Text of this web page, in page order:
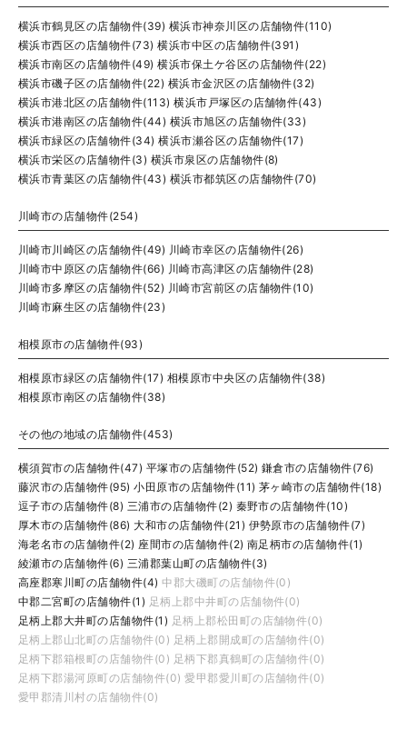
横浜市鶴見区の店舗物件(39) 横浜市神奈川区の店舗物件(110)
横浜市西区の店舗物件(73) 横浜市中区の店舗物件(391)
横浜市南区の店舗物件(49) 横浜市保土ケ谷区の店舗物件(22)
横浜市磯子区の店舗物件(22) 横浜市金沢区の店舗物件(32)
横浜市港北区の店舗物件(113) 横浜市戸塚区の店舗物件(43)
横浜市港南区の店舗物件(44) 横浜市旭区の店舗物件(33)
横浜市緑区の店舗物件(34) 横浜市瀬谷区の店舗物件(17)
横浜市栄区の店舗物件(3) 横浜市泉区の店舗物件(8)
横浜市青葉区の店舗物件(43) 横浜市都筑区の店舗物件(70)
川崎市の店舗物件(254)
川崎市川崎区の店舗物件(49) 川崎市幸区の店舗物件(26)
川崎市中原区の店舗物件(66) 川崎市高津区の店舗物件(28)
川崎市多摩区の店舗物件(52) 川崎市宮前区の店舗物件(10)
川崎市麻生区の店舗物件(23)
相模原市の店舗物件(93)
相模原市緑区の店舗物件(17) 相模原市中央区の店舗物件(38)
相模原市南区の店舗物件(38)
その他の地域の店舗物件(453)
横須賀市の店舗物件(47) 平塚市の店舗物件(52) 鎌倉市の店舗物件(76)
藤沢市の店舗物件(95) 小田原市の店舗物件(11) 茅ヶ崎市の店舗物件(18)
逗子市の店舗物件(8) 三浦市の店舗物件(2) 秦野市の店舗物件(10)
厚木市の店舗物件(86) 大和市の店舗物件(21) 伊勢原市の店舗物件(7)
海老名市の店舗物件(2) 座間市の店舗物件(2) 南足柄市の店舗物件(1)
綾瀬市の店舗物件(6) 三浦郡葉山町の店舗物件(3)
高座郡寒川町の店舗物件(4) 中郡大磯町の店舗物件(0)
中郡二宮町の店舗物件(1) 足柄上郡中井町の店舗物件(0)
足柄上郡大井町の店舗物件(1) 足柄上郡松田町の店舗物件(0)
足柄上郡山北町の店舗物件(0) 足柄上郡開成町の店舗物件(0)
足柄下郡箱根町の店舗物件(0) 足柄下郡真鶴町の店舗物件(0)
足柄下郡湯河原町の店舗物件(0) 愛甲郡愛川町の店舗物件(0)
愛甲郡清川村の店舗物件(0)